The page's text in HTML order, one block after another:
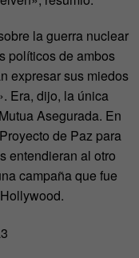
la guerra nuclear
políticos de ambos
expresar sus miedos
Era, dijo, la única
Asegurada. En
de Paz para
entendieran al otro
campaña que fue